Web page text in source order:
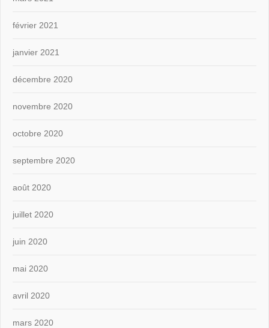
février 2021
janvier 2021
décembre 2020
novembre 2020
octobre 2020
septembre 2020
août 2020
juillet 2020
juin 2020
mai 2020
avril 2020
mars 2020